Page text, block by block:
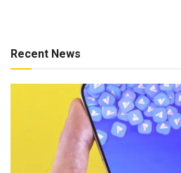
Recent News